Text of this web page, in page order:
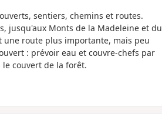
sentiers, chemins et routes.
jusqu'aux Monts de la Madeleine et du
une route plus importante, mais peu
: prévoir eau et couvre-chefs par
couvert de la forêt.